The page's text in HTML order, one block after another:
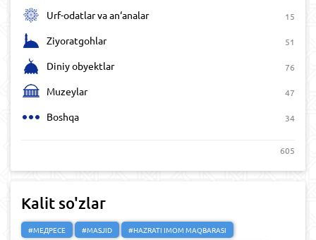
Urf-odatlar va an‘analar 15
Ziyoratgohlar 51
Diniy obyektlar 76
Muzeylar 47
Boshqa 34
605
Kalit so'zlar
#МЕДРЕСЕ #MASJID
#HAZRATI IMOM MAQBARASI